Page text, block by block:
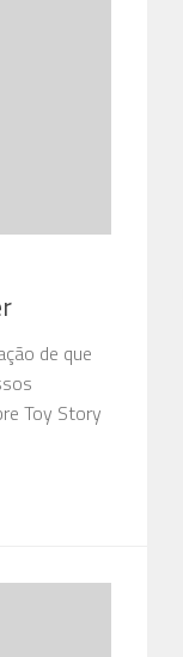
de que
Toy Story